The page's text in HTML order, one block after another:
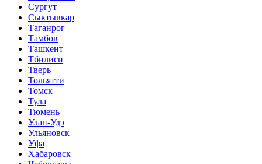
Сургут
Сыктывкар
Таганрог
Тамбов
Ташкент
Тбилиси
Тверь
Тольятти
Томск
Тула
Тюмень
Улан-Удэ
Ульяновск
Уфа
Хабаровск